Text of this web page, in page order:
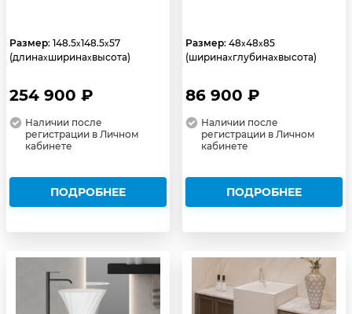
Размер: 148.5x148.5x57
(длинаxширинаxвысота)
254 900 ₽
Наличии после
регистрации в Личном
кабинете
ПОДРОБНЕЕ
Размер: 48x48x85
(ширинаxглубинаxвысота)
86 900 ₽
Наличии после
регистрации в Личном
кабинете
ПОДРОБНЕЕ